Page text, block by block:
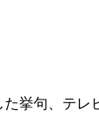
挙句、テレ